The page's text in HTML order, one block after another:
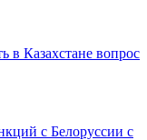
в Казахстане вопрос
с Белоруссии с